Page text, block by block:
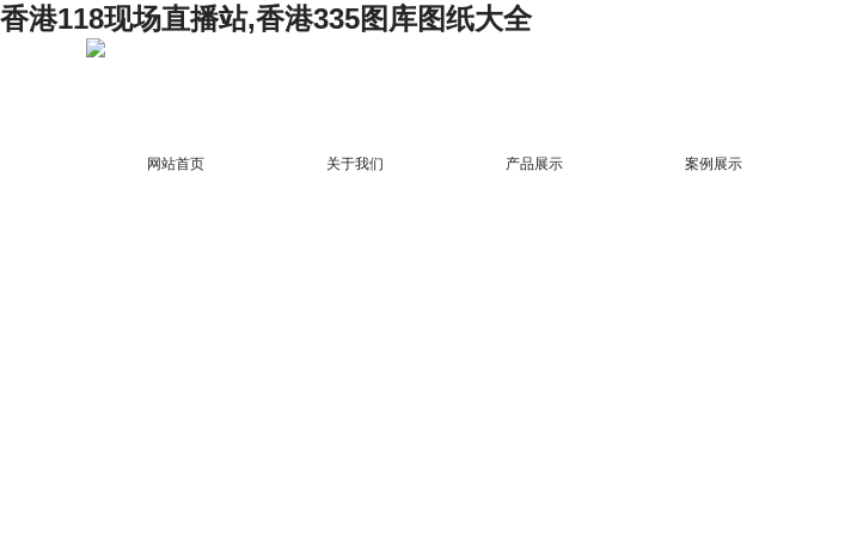
香港118现场直播站,香港335图库图纸大全
网站首页 关于我们 产品展示 案例展示